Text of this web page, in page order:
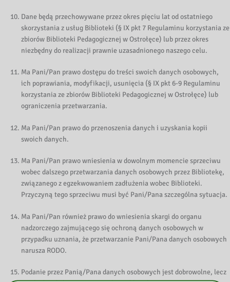
Dane będą przechowywane przez okres pięciu lat od ostatniego
skorzystania z usług Biblioteki (§ IX pkt 7 Regulaminu korzystania ze
zbiorów Biblioteki Pedagogicznej w Ostrołęce) lub przez okres
niezbędny do realizacji prawnie uzasadnionego naszego celu.
Ma Pani/Pan prawo dostępu do treści swoich danych osobowych,
ich poprawiania, modyfikacji, usunięcia (§ IX pkt 6-9 Regulaminu
korzystania ze zbiorów Biblioteki Pedagogicznej w Ostrołęce) lub
ograniczenia przetwarzania.
Ma Pani/Pan prawo do przenoszenia danych i uzyskania kopii
swoich danych.
Ma Pani/Pan prawo wniesienia w dowolnym momencie sprzeciwu
wobec dalszego przetwarzania danych osobowych przez Bibliotekę,
związanego z egzekwowaniem zadłużenia wobec Biblioteki.
Przyczyną tego sprzeciwu musi być Pani/Pana szczególna sytuacja.
Ma Pani/Pan również prawo do wniesienia skargi do organu
nadzorczego zajmującego się ochroną danych osobowych w
przypadku uznania, że przetwarzanie Pani/Pana danych osobowych
narusza RODO.
Podanie przez Panią/Pana danych osobowych jest dobrowolne, lecz